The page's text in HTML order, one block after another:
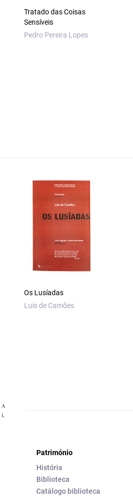
Tratado das Coisas
Sensíveis
Pedro Pereira Lopes
Os Lusíadas
Luís de Camões
Património
História
Biblioteca
Catálogo biblioteca